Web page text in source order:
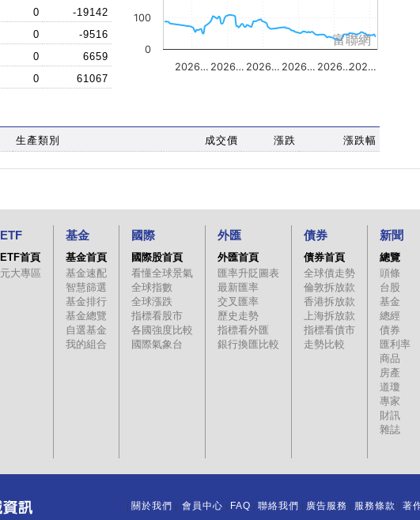
0
-19142
0
-9516
0
6659
0 61067
2026… 2026… 2026… 2026… 2026…202…
0
100
富聯網
生產類別 成交價 漲跌 漲跌幅
ETF
ETF首頁
元大專區
基金
基金首頁
基金速配
智慧篩選
基金排行
基金總覽
自選基金
我的組合
國際
國際股首頁
看懂全球景氣
全球指數
全球漲跌
指標看股市
各國強度比較
國際氣象台
外匯
外匯首頁
匯率升貶圖表
最新匯率
交叉匯率
歷史走勢
指標看外匯
銀行換匯比較
債券
債券首頁
全球債走勢
倫敦拆放款
香港拆放款
上海拆放款
指標看債市
走勢比較
新聞
總覽
頭條
台股
基金
總經
債券
匯利率
商品
房產
道瓊
專家
財訊
雜誌
關於我們 會員中心 FAQ 聯絡我們 廣告服務 服務條款 著